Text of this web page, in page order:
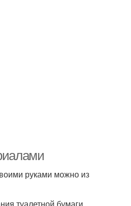
руками можно из